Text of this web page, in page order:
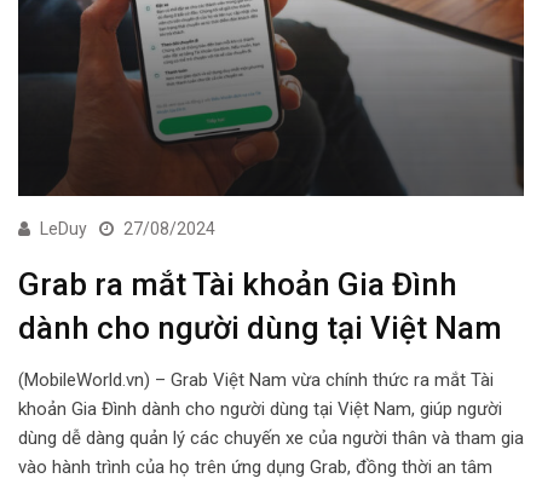
LeDuy 27/08/2024
Grab ra mắt Tài khoản Gia Đình
dành cho người dùng tại Việt Nam
(MobileWorld.vn) – Grab Việt Nam vừa chính thức ra mắt Tài
khoản Gia Đình dành cho người dùng tại Việt Nam, giúp người
dùng dễ dàng quản lý các chuyến xe của người thân và tham gia
vào hành trình của họ trên ứng dụng Grab, đồng thời an tâm